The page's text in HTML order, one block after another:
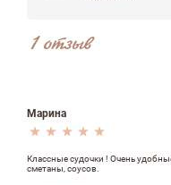
1 отзыв
Марина
Классные судочки ! Очень
сметаны, соусов.